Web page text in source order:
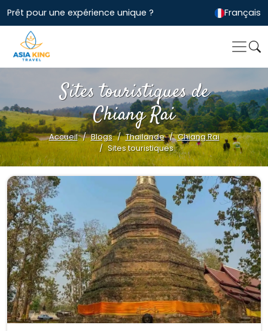
Prêt pour une expérience unique ? Français
Sites touristiques de
Chiang Rai
Accueil Blogs Thailande
Chiang Rai
Sites touristiques